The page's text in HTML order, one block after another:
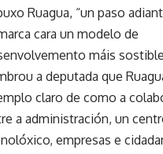
Ruagua, “un paso
cara un modelo de
máis
a deputada que
claro de como a
a administración, un
empresas e